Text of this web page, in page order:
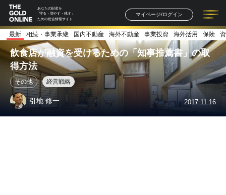
あなたの財産を
「守る・増やす・残す」
ための総合情報サイト
マイページ/ログイン
記事一覧 連載一覧
著者一覧 書籍一覧
最新 相続・事業承継 国内不動産 海外不動産 事業投資 海外活用 保険
飲食店が融資を受けるための「知事推薦書」の取
得方法
その他 経営戦略
引地 修一 2017.11.16